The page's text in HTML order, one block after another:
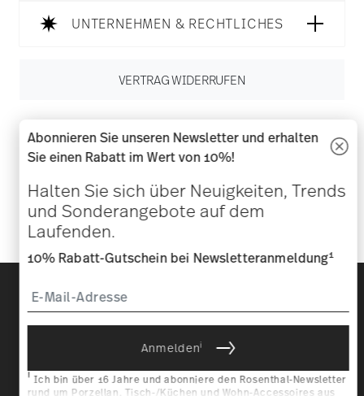
UNTERNEHMEN & RECHTLICHES
VERTRAG WIDERRUFEN
Folgen Sie uns auf
Design & Funktionalität für Ihr Zuhause
Datenschutzhinweise
Alle Preise inkl. MwSt. undzzgl. Versandkosten.
Abonnieren Sie unseren Newsletter und erhalten
Sie einen Rabatt im Wert von 10%!
Halten Sie sich über Neuigkeiten, Trends
und Sonderangebote auf dem
Laufenden.
10% Rabatt-Gutschein bei Newsletteranmeldung1
Anmeldeni
i Ich bin über 16 Jahre und abonniere den Rosenthal-Newsletter
rund um Porzellan, Tisch-/Küchen und Wohn-Accessoires aus